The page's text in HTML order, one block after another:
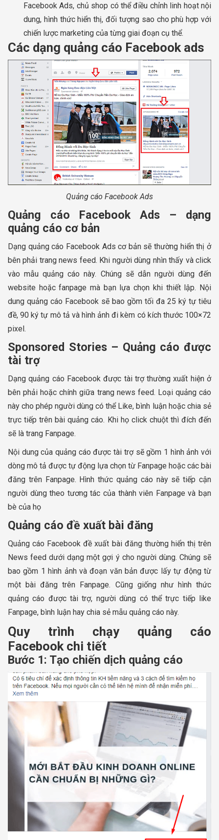
Facebook Ads, chủ shop có thể điều chỉnh linh hoạt nội
dung, hình thức hiển thị, đối tượng sao cho phù hợp với
chiến lược marketing của từng giai đoạn cụ thể.
Các dạng quảng cáo Facebook ads
Quảng cáo Facebook Ads
Quảng cáo Facebook Ads – dạng
quảng cáo cơ bản
Dạng quảng cáo Facebook Ads cơ bản sẽ thường hiển thị ở
bên phải trang news feed. Khi người dùng nhìn thấy và click
vào mẫu quảng cáo này. Chúng sẽ dẫn người dùng đến
website hoặc fanpage mà bạn lựa chọn khi thiết lập. Nội
dung quảng cáo Facebook sẽ bao gồm tối đa 25 ký tự tiêu
đề, 90 ký tự mô tả và hình ảnh đi kèm có kích thước 100×72
pixel.
Sponsored Stories – Quảng cáo được
tài trợ
Dạng quảng cáo Facebook được tài trợ thường xuất hiện ở
bên phải hoặc chính giữa trang news feed. Loại quảng cáo
này cho phép người dùng có thể Like, bình luận hoặc chia sẻ
trực tiếp trên bài quảng cáo. Khi họ click chuột thì đích đến
sẽ là trang Fanpage.
Nội dung của quảng cáo được tài trợ sẽ gồm 1 hình ảnh với
dòng mô tả được tự động lựa chọn từ Fanpage hoặc các bài
đăng trên Fanpage. Hình thức quảng cáo này sẽ tiếp cận
người dùng theo tương tác của thành viên Fanpage và bạn
bè của họ
Quảng cáo đề xuất bài đăng
Quảng cáo Facebook đề xuất bài đăng thường hiển thị trên
News feed dưới dạng một gợi ý cho người dùng. Chúng sẽ
bao gồm 1 hình ảnh và đoạn văn bản được lấy tự động từ
một bài đăng trên Fanpage. Cũng giống như hình thức
quảng cáo được tài trợ, người dùng có thể trực tiếp like
Fanpage, bình luận hay chia sẻ mẫu quảng cáo này.
Quy trình chạy quảng cáo
Facebook chi tiết
Bước 1: Tạo chiến dịch quảng cáo